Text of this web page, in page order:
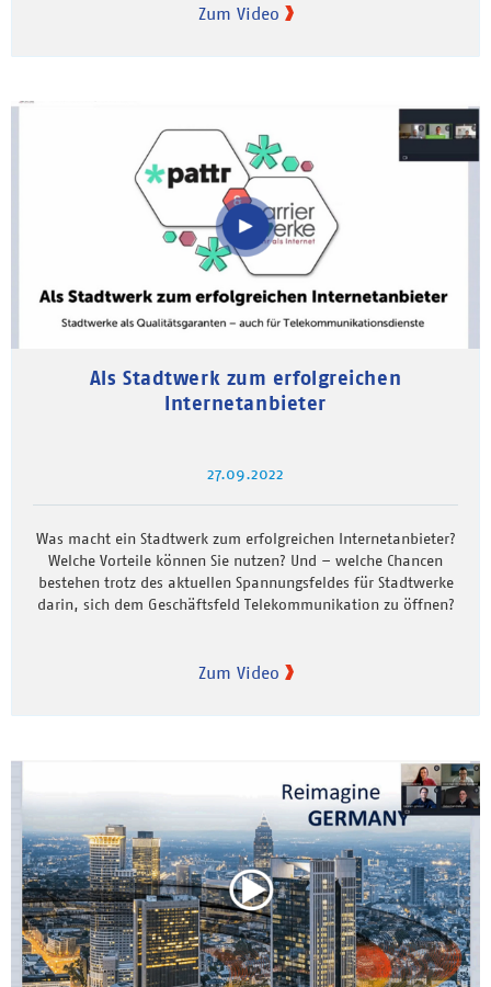
Zum Video
Als Stadtwerk zum erfolgreichen
Internetanbieter
27.09.2022
Was macht ein Stadtwerk zum erfolgreichen Internetanbieter?
Welche Vorteile können Sie nutzen? Und – welche Chancen
bestehen trotz des aktuellen Spannungsfeldes für Stadtwerke
darin, sich dem Geschäftsfeld Telekommunikation zu öffnen?
Zum Video